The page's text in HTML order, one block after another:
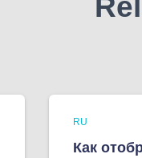
RU
Как